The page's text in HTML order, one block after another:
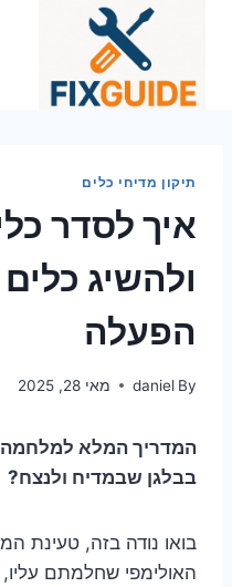
תיקון מדיחי כלים
איך לסדר
ולהשיג
הפעלה
By
daniel מאי 28, 2025
המדריך המלא
בבלגן שבמדיח ולנצח?
בואו נודה בזה, טעינת
האולימפי שחלמתם עליו,